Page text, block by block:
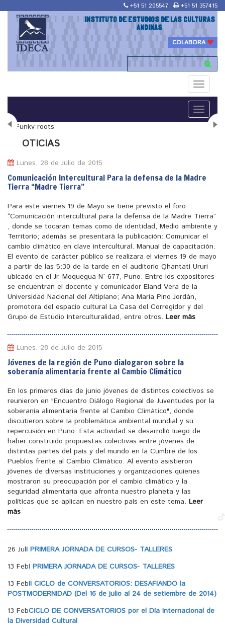
+51 51 205547 +51 51 357415
INSTITUTO DE ESTUDIOS DE LAS CULTURAS
ANDINAS
COLABORA
Toggle
Toggle
"Maestría en Religiones y culturas Andinas"
OTICIAS
Lunes, 28 de Julio de 2015
Comunicación Intercultural Para la defensa de la Madre
Tierra “Madre Tierra”
Para este viernes 19 de Mayo se tiene previsto el foro
“Comunicación intercultural para la defensa de la Madre Tierra”
, donde se tocaran temas como de identidad, Medio ambiente y
Territorio; además se presentará la publicación: Comunicar el
cambio climático en clave intercultural. Manual de capacitación.
El evento de carácter público se realizara el viernes 19 de mayo
a partir de las 5:30 de la tarde en el auditorio Qhantati Ururi
ubicado en el Jr. Moquegua N° 677, Puno. Entre los expositores
se encuentran el docente y comunicador Eland Vera de la
Universidad Nacional del Altiplano; Ana María Pino Jordán,
promotora del espacio cultural La Casa del Corregidor y del
Grupo de Estudio Interculturalidad, entre otros. Leer más
Lunes, 28 de Julio de 2015
Jóvenes de la región de Puno dialogaron sobre la
soberanía alimentaria frente al Cambio Climático
En los primeros días de junio jóvenes de distintos colectivos se
reunieron en "Encuentro Diálogo Regional de Juventudes por la
soberanía alimentaria frente al Cambio Climático", donde
discutieron sobre la problemática ambiental mundial y su
repercusión en Puno. Esta actividad se desarrolló luego de
haber construido propuestas colectivas entre jóvenes de
distintas partes del país y del mundo en la Cumbre de los
Pueblos frente al Cambio Climático. Al evento asistieron
jóvenes de diversas instituciones y organizaciones quienes
mostraron su preocupación por el cambio climático y la
seguridad alimentaria que afronta nuestro planeta y las
políticas que se aplican en nuestro país en este tema. Leer
más
26 JulI PRIMERA JORNADA DE CURSOS- TALLERES
13 FebI PRIMERA JORNADA DE CURSOS- TALLERES
13 FebII CICLO de CONVERSATORIOS: DESAFIANDO la
POSTMODERNIDAD (Del 16 de julio al 24 de setiembre de 2014)
13 FebCICLO DE CONVERSATORIOS por el Día Internacional de
la Diversidad Cultural